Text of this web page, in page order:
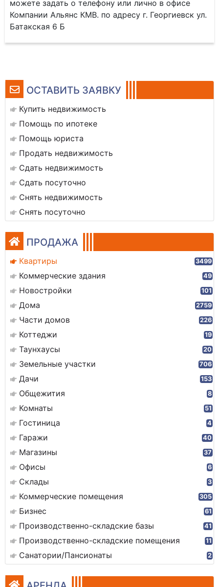
ОСТАВИТЬ ЗАЯВКУ
Купить недвижимость
Помощь по ипотеке
Помощь юриста
Продать недвижимость
Сдать недвижимость
Сдать посуточно
Снять недвижимость
Снять посуточно
ПРОДАЖА
Квартиры 3499
Коммерческие здания 49
Новостройки 101
Дома 2759
Части домов 226
Коттеджи 19
Таунхаусы 20
Земельные участки 706
Дачи 153
Общежития 8
Комнаты 51
Гостиница 4
Гаражи 40
Магазины 37
Офисы 6
Склады 3
Коммерческие помещения 305
Бизнес 61
Производственно-складские базы 41
Производственно-складские помещения 11
Санатории/Пансионаты 2
можете задать о телефону или лично в офисе
Компании Альянс КМВ. по адресу г. Георгиевск ул.
Батакская 6 Б